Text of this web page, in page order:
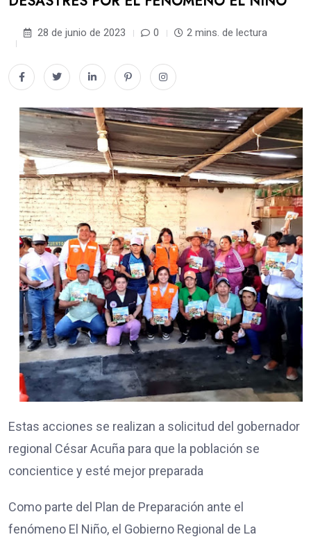
28 de junio de 2023 0 2 mins. de lectura
Estas acciones se realizan a solicitud del gobernador
regional César Acuña para que la población se
concientice y esté mejor preparada
Como parte del Plan de Preparación ante el
fenómeno El Niño, el Gobierno Regional de La